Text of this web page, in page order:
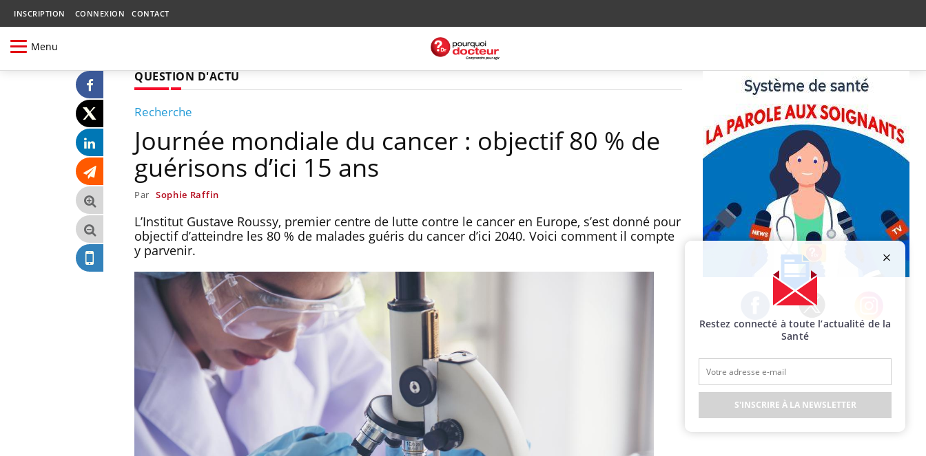
INSCRIPTION CONNEXION CONTACT
Menu
QUESTION D'ACTU
Recherche
Journée mondiale du cancer : objectif 80 % de
guérisons d’ici 15 ans
Par Sophie Raffin
L’Institut Gustave Roussy, premier centre de lutte contre le cancer en Europe, s’est donné pour
objectif d’atteindre les 80 % de malades guéris du cancer d’ici 2040. Voici comment il compte
y parvenir.
Facebook Twitter Instagram
Restez connecté à toute l’actualité de la
Santé
S'INSCRIRE À LA NEWSLETTER